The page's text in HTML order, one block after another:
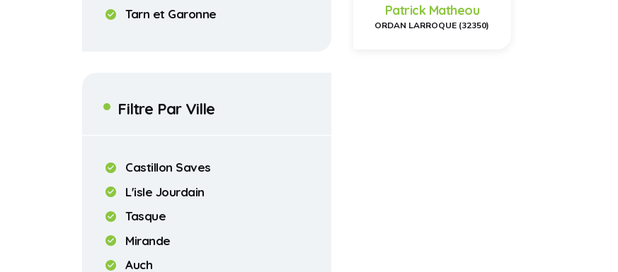
Tarn et Garonne
Filtre Par Ville
Castillon Saves
L'isle Jourdain
Tasque
Mirande
Auch
Patrick Matheou
ORDAN LARROQUE (32350)